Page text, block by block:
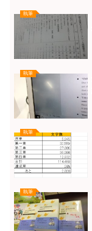
執筆
執筆
執筆
執筆